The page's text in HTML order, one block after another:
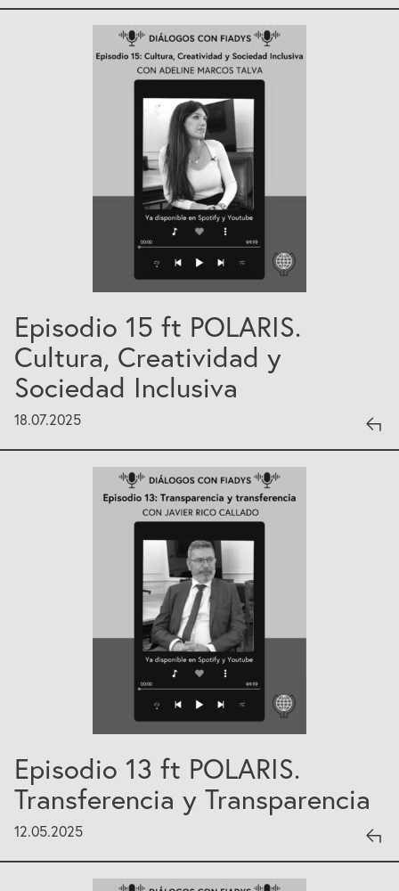
Colabora
English
Episodio 15 ft POLARIS.
Cultura, Creatividad y
Sociedad Inclusiva
18.07.2025
Episodio 13 ft POLARIS.
Transferencia y Transparencia
12.05.2025